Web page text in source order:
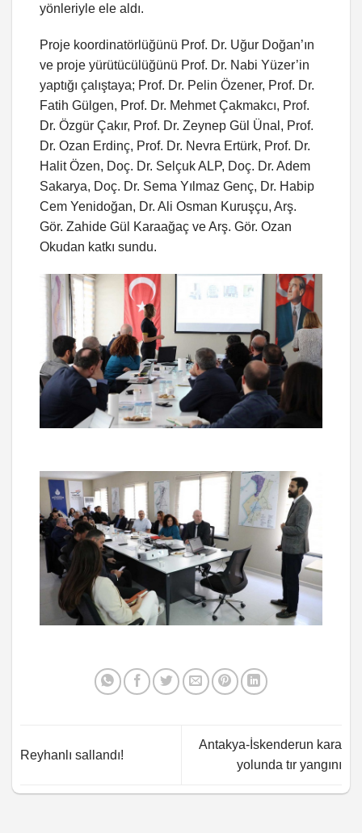
yönleriyle ele aldı.
Proje koordinatörlüğünü Prof. Dr. Uğur Doğan’ın
ve proje yürütücülüğünü Prof. Dr. Nabi Yüzer’in
yaptığı çalıştaya; Prof. Dr. Pelin Özener, Prof. Dr.
Fatih Gülgen, Prof. Dr. Mehmet Çakmakcı, Prof.
Dr. Özgür Çakır, Prof. Dr. Zeynep Gül Ünal, Prof.
Dr. Ozan Erdinç, Prof. Dr. Nevra Ertürk, Prof. Dr.
Halit Özen, Doç. Dr. Selçuk ALP, Doç. Dr. Adem
Sakarya, Doç. Dr. Sema Yılmaz Genç, Dr. Habip
Cem Yenidoğan, Dr. Ali Osman Kuruşçu, Arş.
Gör. Zahide Gül Karaağaç ve Arş. Gör. Ozan
Okudan katkı sundu.
Reyhanlı sallandı!
Antakya-İskenderun kara
yolunda tır yangını